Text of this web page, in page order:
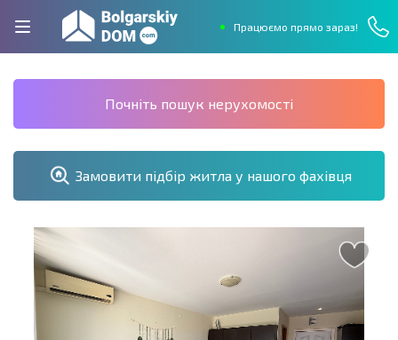
Працюємо прямо зараз!
Почніть пошук нерухомості
Замовити підбір житла у нашого фахівця